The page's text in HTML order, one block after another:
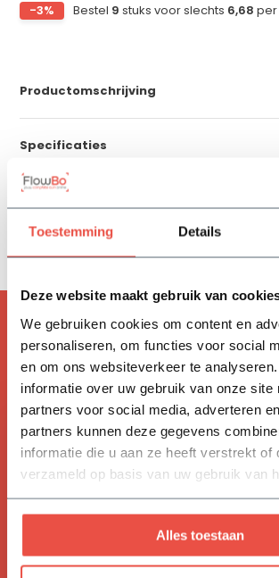
Toestemming Details
Deze website maakt gebruik van
We gebruiken cookies om content en
personaliseren, om functies voor social
en om ons websiteverkeer te
informatie over uw gebruik van onze site
partners voor social media, adverteren
partners kunnen deze gegevens
informatie die u aan ze heeft verstrekt of
verzameld op basis van uw gebruik van
Alles toestaan
-3%
Bestel 9 stuks voor slechts 6,68 per
Productomschrijving
Specificaties
Delen
ACCESSOIRES
Handig om mee te bestellen
Vivimus